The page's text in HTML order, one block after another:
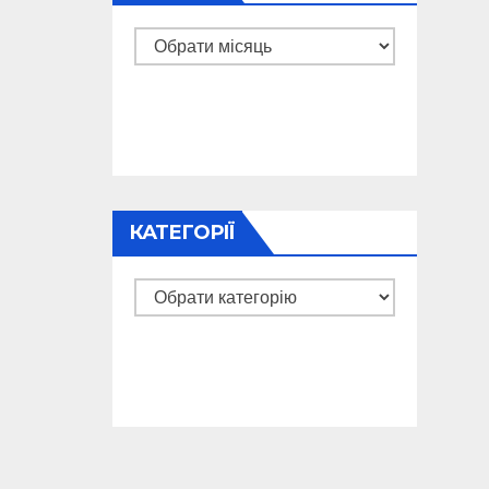
Архіви
КАТЕГОРІЇ
Категорії